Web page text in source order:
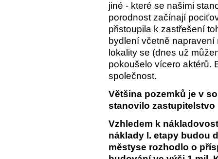
jiné - které se našimi
porodnost začínají
přistoupila k zastřešení
bydlení včetně
lokality se (dnes už
pokoušelo vícero aktérů.
společnost.
Většina pozemků je v
stanovilo zastupitelstvo
Vzhledem k
náklady I. etapy budou
městyse rozhodlo o